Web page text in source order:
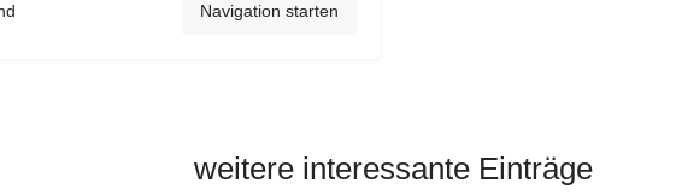
Navigation starten
weitere interessante Einträge